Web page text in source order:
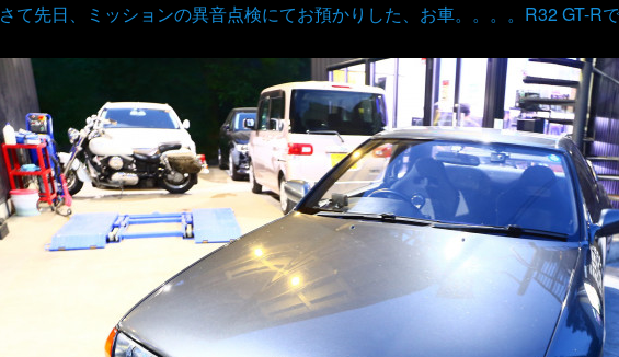
さて先日、ミッションの異音点検にてお預かりした、お車。。。。R32 GT-Rで